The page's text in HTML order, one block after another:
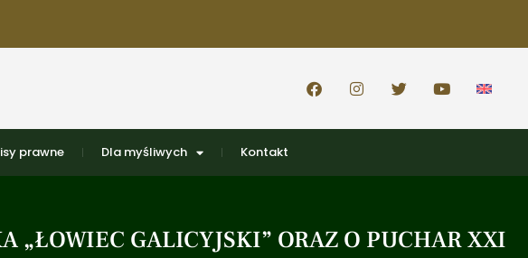
prawne Dla myśliwych Kontakt
„ŁOWIEC GALICYJSKI” ORAZ O PUCHAR XXI